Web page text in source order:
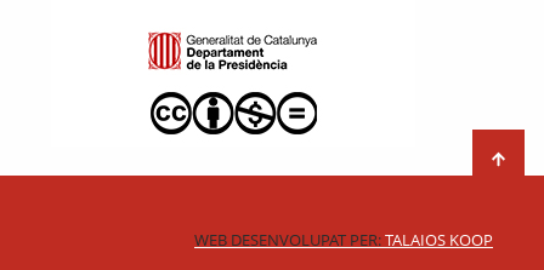
WEB DESENVOLUPAT PER:TALAIOS KOOP